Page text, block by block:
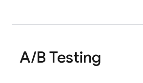
A/B Testing